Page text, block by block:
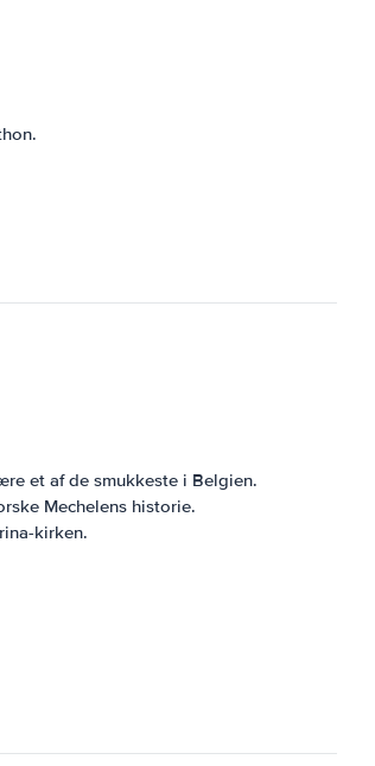
et af de smukkeste i Belgien.
Mechelens historie.
kirken.